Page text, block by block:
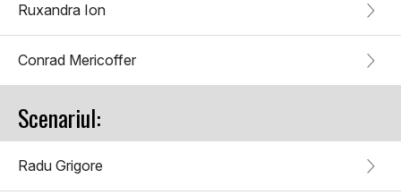
Ruxandra Ion
Conrad Mericoffer
Scenariul:
Radu Grigore